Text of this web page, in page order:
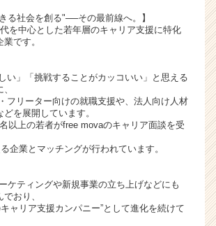
が
届
く
活
イ
ト
ア
ャ
リ
ア
る社会を創る"──その最前線へ。】
を中心とした若年層のキャリア支援に特化
です。
い」「挑戦することがカッコいい」と思える
フリーター向けの就職支援や、法人向け人材
を展開しています。
以上の若者がfree movaのキャリア面談を受
企業とマッチングが行われています。
ケティングや新規事業の立ち上げなどにも
おり、
ャリア支援カンパニー”として進化を続けて